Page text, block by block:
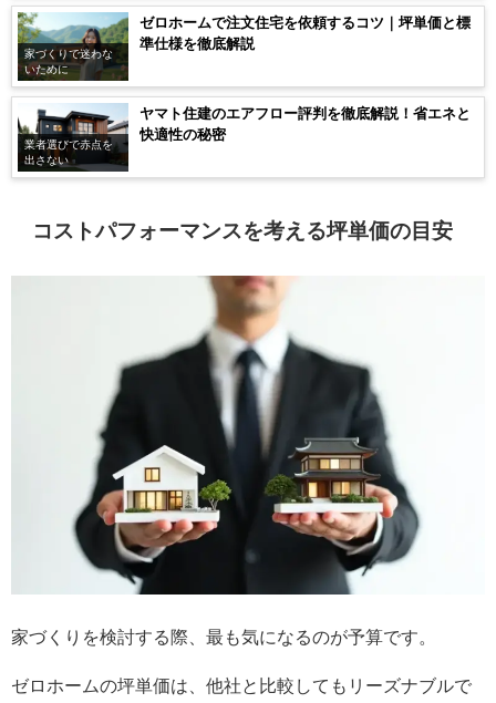
家づくりで迷わな
いために
ゼロホームで注文住宅を依頼するコツ｜坪単価と標
準仕様を徹底解説
業者選びで赤点を
出さない
ヤマト住建のエアフロー評判を徹底解説！省エネと
快適性の秘密
コストパフォーマンスを考える坪単価の目安
家づくりを検討する際、最も気になるのが予算です。
ゼロホームの坪単価は、他社と比較してもリーズナブルで